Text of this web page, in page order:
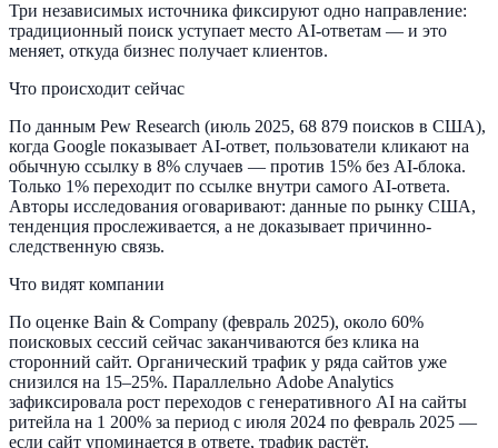
Три независимых источника фиксируют одно направление:
традиционный поиск уступает место AI-ответам — и это
меняет, откуда бизнес получает клиентов.
Что происходит сейчас
По данным Pew Research (июль 2025, 68 879 поисков в США),
когда Google показывает AI-ответ, пользователи кликают на
обычную ссылку в 8% случаев — против 15% без AI-блока.
Только 1% переходит по ссылке внутри самого AI-ответа.
Авторы исследования оговаривают: данные по рынку США,
тенденция прослеживается, а не доказывает причинно-
следственную связь.
Что видят компании
По оценке Bain & Company (февраль 2025), около 60%
поисковых сессий сейчас заканчиваются без клика на
сторонний сайт. Органический трафик у ряда сайтов уже
снизился на 15–25%. Параллельно Adobe Analytics
зафиксировала рост переходов с генеративного AI на сайты
ритейла на 1 200% за период с июля 2024 по февраль 2025 —
если сайт упоминается в ответе, трафик растёт.